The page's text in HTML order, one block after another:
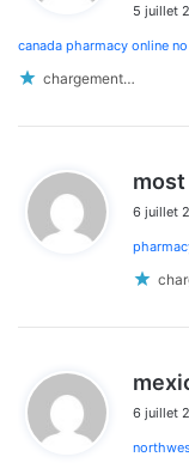
5 juillet
canada pharmacy online
chargement…
6 juillet
6 juillet